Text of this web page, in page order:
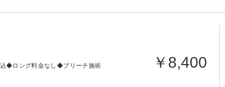
◆ロング料金なし◆ブリーチ施術
￥8,400